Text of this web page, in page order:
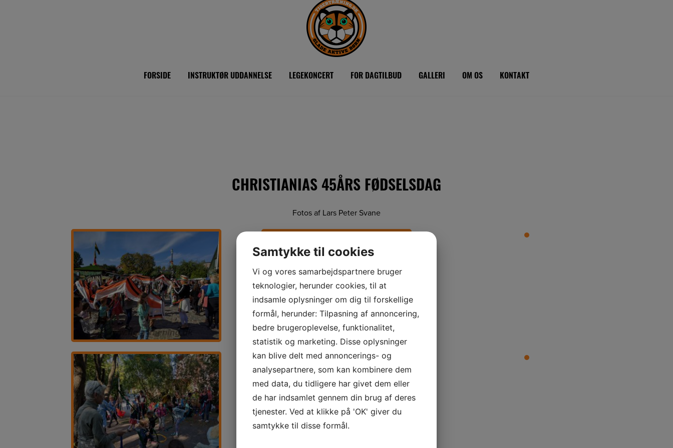
FORSIDE INSTRUKTØR UDDANNELSE LEGEKONCERT FOR DAGTILBUD GALLERI OM OS KONTAKT
CHRISTIANIAS 45ÅRS FØDSELSDAG
Fotos af Lars Peter Svane
Samtykke til cookies
Vi og vores samarbejdspartnere bruger
teknologier, herunder cookies, til at
indsamle oplysninger om dig til forskellige
formål, herunder: Tilpasning af annoncering,
bedre brugeroplevelse, funktionalitet,
statistik og marketing. Disse oplysninger
kan blive delt med annoncerings- og
analysepartnere, som kan kombinere dem
med data, du tidligere har givet dem eller
de har indsamlet gennem din brug af deres
tjenester. Ved at klikke på 'OK' giver du
samtykke til disse formål.